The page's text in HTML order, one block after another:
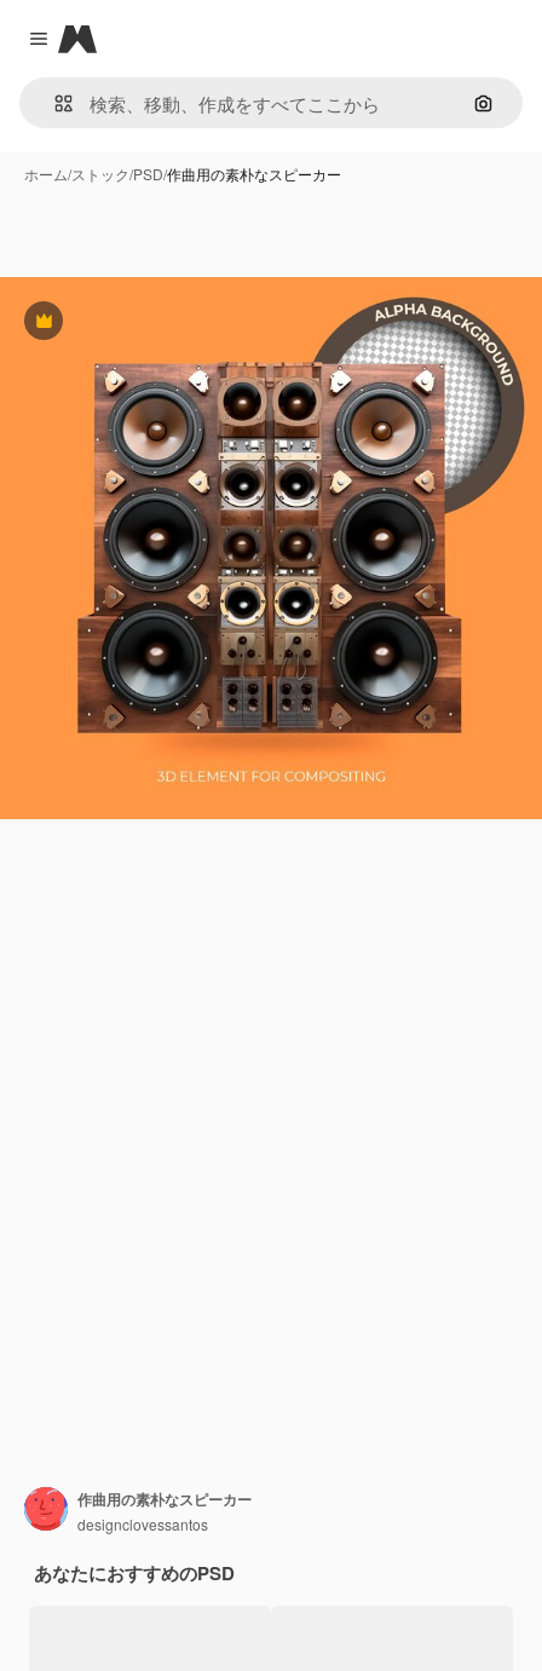
Close menu
Magnific
画像で
ホーム/ストック/PSD/作曲用の素朴なスピーカー
Premium
作曲用の素朴なスピーカー
designclovessantos
あなたにおすすめのPSD